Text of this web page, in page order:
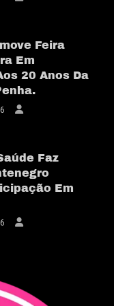
Feira
Em
20 Anos Da
Faz
Em